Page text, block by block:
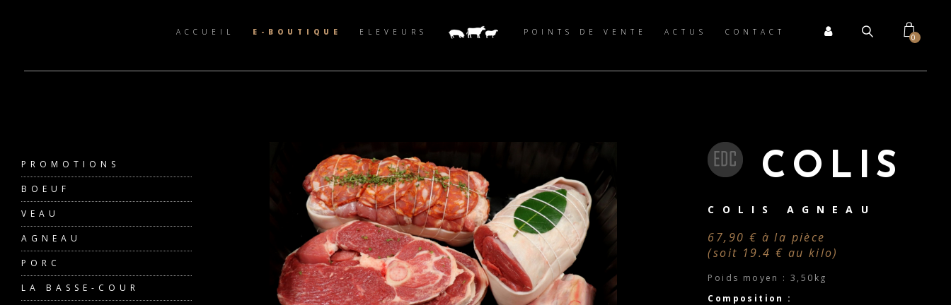
ACCUEIL E-BOUTIQUE ELEVEURS POINTS DE VENTE ACTUS CONTACT
0
COLIS
COLIS AGNEAU
67,90 € à la pièce
(soit 19.4 € au kilo)
Poids moyen : 3,50kg
Composition :
PROMOTIONS
BOEUF
VEAU
AGNEAU
PORC
LA BASSE-COUR